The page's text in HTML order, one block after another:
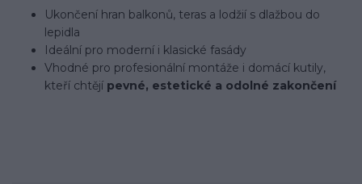
Ukončení hran balkonů, teras a lodžií s dlažbou do
lepidla
Ideální pro moderní i klasické fasády
Vhodné pro profesionální montáže i domácí kutily,
kteří chtějí pevné, estetické a odolné zakončení